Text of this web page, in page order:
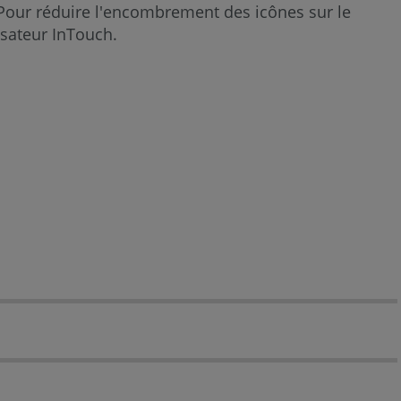
configuration
réduire l'encombrement des icônes sur le
InTouch.